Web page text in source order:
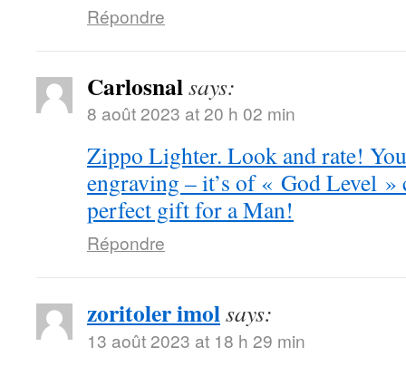
Répondre
Carlosnalsays:
8 août 2023 at 20 h 02 min
Zippo Lighter. Look and rate!
engraving – it’s of « God Level
perfect gift for a Man!
Répondre
zoritoler imolsays:
13 août 2023 at 18 h 29 min